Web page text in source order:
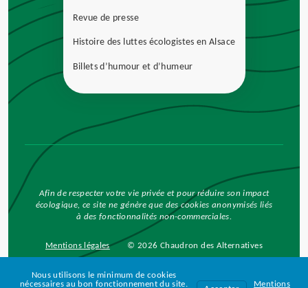
Revue de presse
Histoire des luttes écologistes en Alsace
Billets d’humour et d’humeur
Afin de respecter votre vie privée et pour réduire son impact
écologique, ce site ne génère que des cookies anonymisés liés
à des fonctionnalités non-commerciales.
Mentions légales © 2026 Chaudron des Alternatives
Un site créé par DEFI-Écologique
Nous utilisons le minimum de cookies
nécessaires au bon fonctionnement du site.
Mentions